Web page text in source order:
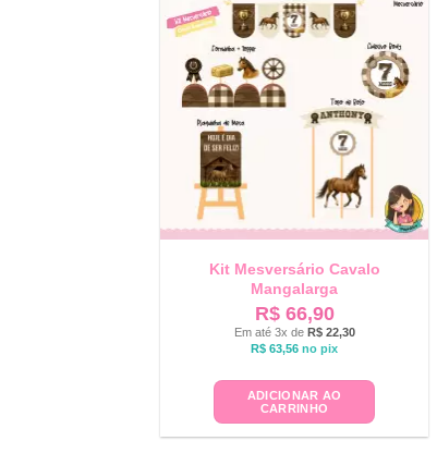
Kit Mesversário Cavalo
Mangalarga
R$66,90
Em até 3x de R$22,30
R$ 63,56 no pix
ADICIONAR AO
CARRINHO